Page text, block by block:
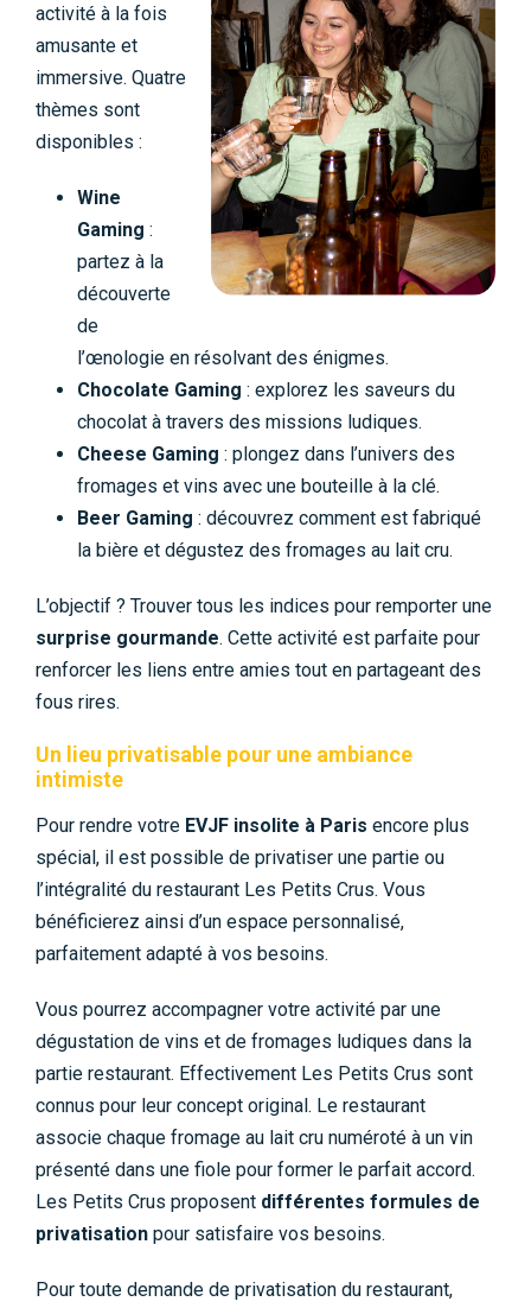
activité à la fois
amusante et
immersive. Quatre
thèmes sont
disponibles :
Wine
Gaming :
partez à la
découverte
de
l’œnologie en résolvant des énigmes.
Chocolate Gaming : explorez les saveurs du
chocolat à travers des missions ludiques.
Cheese Gaming : plongez dans l’univers des
fromages et vins avec une bouteille à la clé.
Beer Gaming : découvrez comment est fabriqué
la bière et dégustez des fromages au lait cru.
L’objectif ? Trouver tous les indices pour remporter une
surprise gourmande. Cette activité est parfaite pour
renforcer les liens entre amies tout en partageant des
fous rires.
Un lieu privatisable pour une ambiance
intimiste
Pour rendre votre EVJF insolite à Paris encore plus
spécial, il est possible de privatiser une partie ou
l’intégralité du restaurant Les Petits Crus. Vous
bénéficierez ainsi d’un espace personnalisé,
parfaitement adapté à vos besoins.
Vous pourrez accompagner votre activité par une
dégustation de vins et de fromages ludiques dans la
partie restaurant. Effectivement Les Petits Crus sont
connus pour leur concept original. Le restaurant
associe chaque fromage au lait cru numéroté à un vin
présenté dans une fiole pour former le parfait accord.
Les Petits Crus proposent différentes formules de
privatisation pour satisfaire vos besoins.
Pour toute demande de privatisation du restaurant,